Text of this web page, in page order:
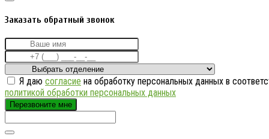
Заказать обратный звонок
Я даю согласие на обработку персональных данных в
политикой обработки персональных данных
Перезвоните мне